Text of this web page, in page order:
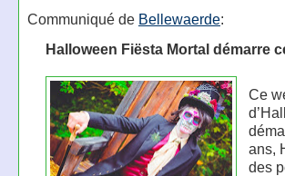
Communiqué de Bellewaerde:
Halloween Fiësta Mortal démarre
Ce
ans,
des